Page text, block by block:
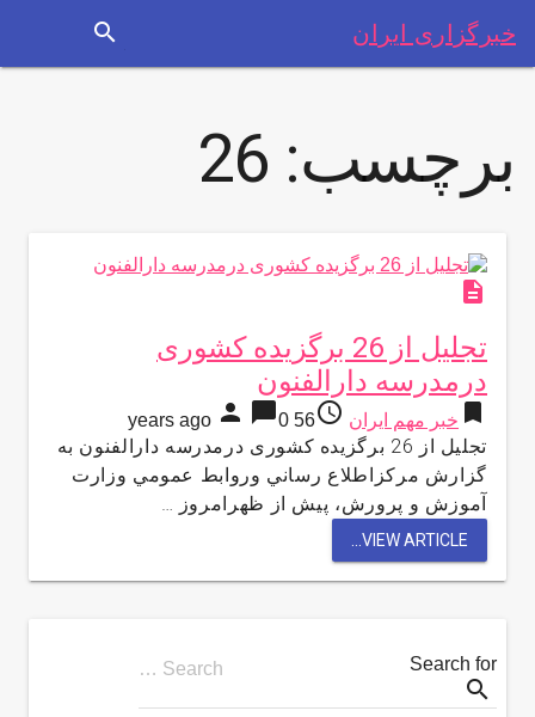
خبرگزاری ایران search
برچسب: 26
description
تجليل از 26 برگزیده کشوری
درمدرسه دارالفنون
bookmark خبر مهم ایران access_time
56 years ago
person chat_bubble0
تجليل از 26 برگزیده کشوری درمدرسه دارالفنون به
گزارش مركزاطلاع رساني وروابط عمومي وزارت
آموزش و پرورش، پيش از ظهرامروز …
VIEW ARTICLE...
Search for
Search …
search